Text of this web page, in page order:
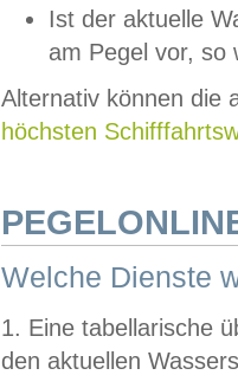
Ist der aktuelle
am Pegel vor,
Alternativ können die
höchsten
Welche Dienste
1. Eine tabellarische
den aktuellen